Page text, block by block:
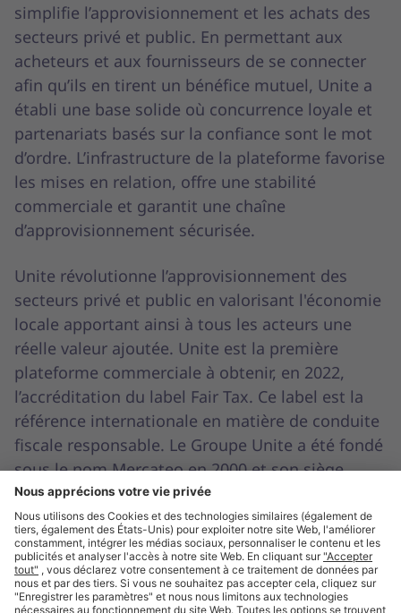
simplifie l’approvisionnement et les achats des
secteurs privé et public. En permettant aux
acheteurs et aux fournisseurs de se connecter
afin qu’ils en tirent un bénéfice mutuel, Unite a
établi une base solide où concurrence loyale et
partenariats basés sur la confiance sont le mot
d’ordre. L’infrastructure de la plateforme favorise
les mises en relation, offre une stabilité
commerciale et garantit une chaîne
d’approvisionnement sécurisée.
Unite révolutionne l’approvisionnement des
secteurs privé et public en valorisant l'économie
locale apportant ainsi à tous les acteurs une
réelle valeur ajoutée. Unite est la première
plateforme commerciale à obtenir, en 2022,
l’accréditation du label Fair Tax. Ce label est la
référence internationale en matière de conduite
fiscale responsable. Le Groupe Unite a été fondé
sous le nom Mercateo en 2000 et son siège
social se trouve à Leipzig, en Allemagne. Il est
présent dans 12 pays européens et compte plus
de 700 collaborateurs travaillant en présentiel
ou à distance. En 2024, le chiffre d’affaires de
Unite s’élève à 448,7 millions d’euros.